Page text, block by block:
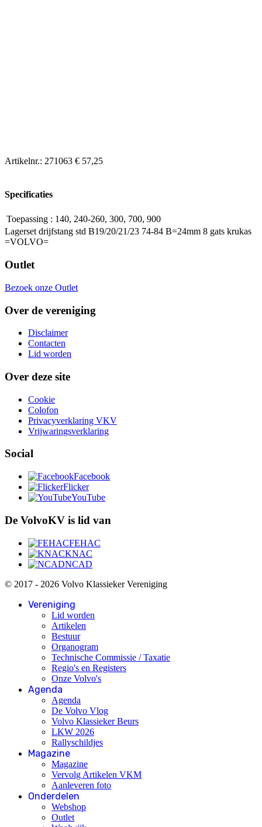
Artikelnr.: 271063 € 57,25
Specificaties
Toepassing : 140, 240-260, 300, 700, 900
Lagerset drijfstang std B19/20/21/23 74-84 B=24mm 8 gats krukas
=VOLVO=
Outlet
Bezoek onze Outlet
Over de vereniging
Disclaimer
Contacten
Lid worden
Over deze site
Cookie
Colofon
Privacyverklaring VKV
Vrijwaringsverklaring
Social
Facebook
Flicker
YouTube
De VolvoKV is lid van
FEHAC
KNAC
NCAD
© 2017 - 2026 Volvo Klassieker Vereniging
Vereniging
Lid worden
Artikelen
Bestuur
Organogram
Technische Commissie / Taxatie
Regio's en Registers
Onze Volvo's
Agenda
Agenda
De Volvo Vlog
Volvo Klassieker Beurs
LKW 2026
Rallyschildjes
Magazine
Magazine
Vervolg Artikelen VKM
Aanleveren foto
Onderdelen
Webshop
Outlet